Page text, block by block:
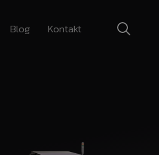
Blog Kontakt